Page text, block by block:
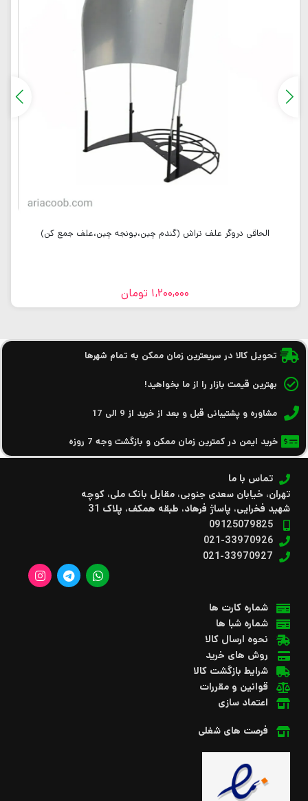
الحاقی دروگر علف تراش (گندم چین،یونجه چین،علف جمع کن)
1,200,000 تومان
تحویل کالا در سریعترین زمان ممکن به تمام شهرها
بهترین قیمت بازار را از ما بخواهید!
مشاوره و پشتیبانی قبل و بعد از خرید از 9 الی 17
خرید ایمن در کمترین زمان ممکن و بازگشت وجه 7 روزه
تماس با ما
تهران، خیابان سعدی جنوبی، مقابل بانک ملی، کوچه
شهید فخرایی، پاساژ فرهاد، طبقه همکف، پلاک 31
09125079825
021-33970926
021-33970927
شماره کارت ها
شماره شبا ها
نحوه ارسال کالا
روش های خرید
شرایط بازگشت کالا
قوانین و مقررات
اعتماد سازی
فرصت های شغلی